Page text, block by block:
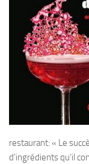
Desserts
Sauces
restaurant: « Le
d’ingrédients qu’il